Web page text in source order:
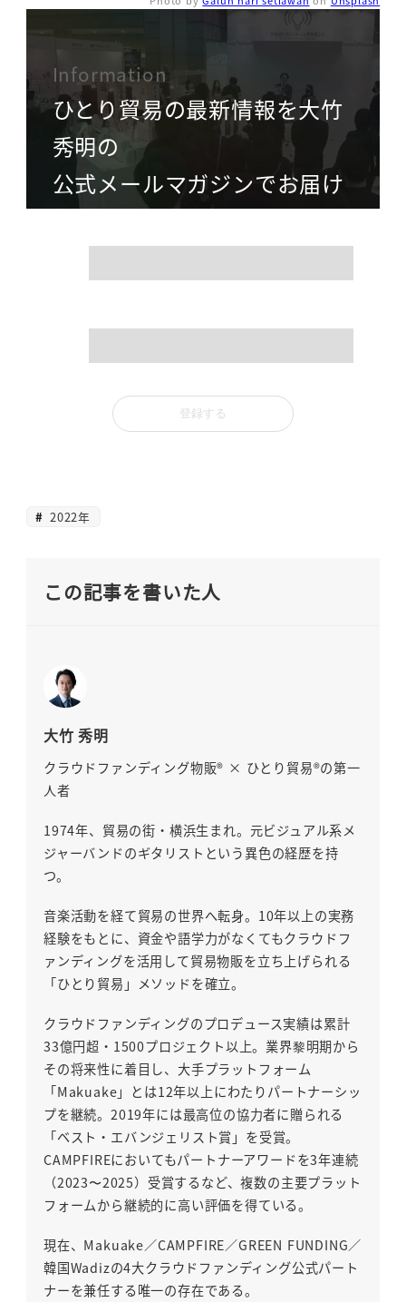
Information
ひとり貿易の最新情報を大竹
秀明の
公式メールマガジンでお届け
2022年
この記事を書いた人
大竹 秀明
クラウドファンディング物販® × ひとり貿易®の第一
人者
1974年、貿易の街・横浜生まれ。元ビジュアル系メ
ジャーバンドのギタリストという異色の経歴を持
つ。
音楽活動を経て貿易の世界へ転身。10年以上の実務
経験をもとに、資金や語学力がなくてもクラウドフ
ァンディングを活用して貿易物販を立ち上げられる
「ひとり貿易」メソッドを確立。
クラウドファンディングのプロデュース実績は累計
33億円超・1500プロジェクト以上。業界黎明期から
その将来性に着目し、大手プラットフォーム
「Makuake」とは12年以上にわたりパートナーシッ
プを継続。2019年には最高位の協力者に贈られる
「ベスト・エバンジェリスト賞」を受賞。
CAMPFIREにおいてもパートナーアワードを3年連続
（2023〜2025）受賞するなど、複数の主要プラット
フォームから継続的に高い評価を得ている。
現在、Makuake／CAMPFIRE／GREEN FUNDING／
韓国Wadizの4大クラウドファンディング公式パート
ナーを兼任する唯一の存在である。